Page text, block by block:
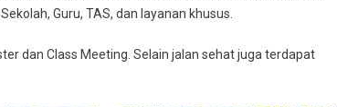
Guru, TAS, dan layanan khusus.
dan Class Meeting. Selain jalan sehat juga terdapat